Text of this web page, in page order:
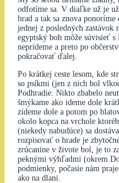
odfotíme sa. V diaľke už je
hrad a tak sa znova
jednej z posledných
egyptský boh môže súvisieť
neprídeme a preto po
pokračovať ďalej.
Po krátkej ceste lesom, kde
so psíkmi (jen z nich bol
Podhradie. Nikto zbabelo
šmýkame ako ideme dole
zídeme dole a potom po
okolo kopca na vrchole
(niekedy nabudúce) sa
rozpisovať o hrade je
zrúcanine v živote bol, je to
peknými výhľadmi (okrem
podmienky, počasie nám
ako na dlani.